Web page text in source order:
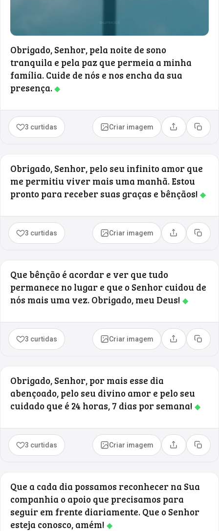
Obrigado, Senhor, pela noite de sono
tranquila e pela paz que permeia a minha
família. Cuide de nós e nos encha da sua
presença.◆
3 curtidas Criar imagem Compartilhar
Copiar
Obrigado, Senhor, pelo seu infinito amor que
me permitiu viver mais uma manhã. Estou
pronto para receber suas graças e bênçãos! ◆
3 curtidas Criar imagem Compartilhar
Copiar
Que bênção é acordar e ver que tudo
permanece no lugar e que o Senhor cuidou de
nós mais uma vez. Obrigado, meu Deus! ◆
3 curtidas Criar imagem Compartilhar
Copiar
Obrigado, Senhor, por mais esse dia
abençoado, pelo seu divino amor e pelo seu
cuidado que é 24 horas, 7 dias por semana! ◆
3 curtidas Criar imagem Compartilhar
Copiar
Que a cada dia possamos reconhecer na Sua
companhia o apoio que precisamos para
seguir em frente diariamente. Que o Senhor
esteja conosco, amém! ◆